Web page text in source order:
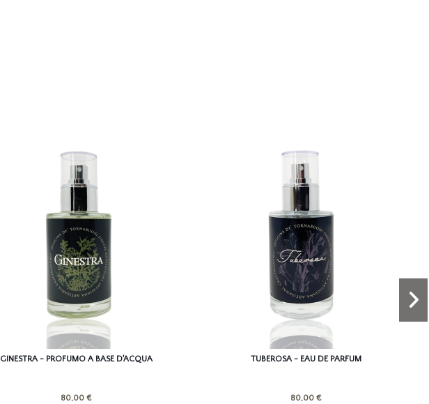
GINESTRA - PROFUMO A BASE D'ACQUA
80,00 €
TUBEROSA - EAU DE PARFUM
80,00 €